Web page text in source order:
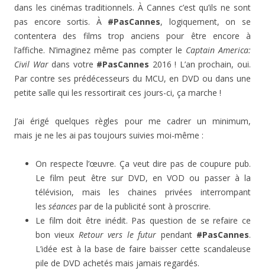
dans les cinémas traditionnels. À Cannes c’est qu’ils ne sont
pas encore sortis. À #PasCannes, logiquement, on se
contentera des films trop anciens pour être encore à
l’affiche. N’imaginez même pas compter le Captain America:
Civil Wardans votre #PasCannes 2016 ! L’an prochain, oui.
Par contre ses prédécesseurs du MCU, en DVD ou dans une
petite salle qui les ressortirait ces jours-ci, ça marche !
J’ai érigé quelques règles pour me cadrer un minimum,
mais je ne les ai pas toujours suivies moi-même :
On respecte l’œuvre. Ça veut dire pas de coupure pub.
Le film peut être sur DVD, en VOD ou passer à la
télévision, mais les chaines privées interrompant
les séances par de la publicité sont à proscrire.
Le film doit être inédit. Pas question de se refaire ce
bon vieux Retour vers le futur pendant #PasCannes.
L’idée est à la base de faire baisser cette scandaleuse
pile de DVD achetés mais jamais regardés.